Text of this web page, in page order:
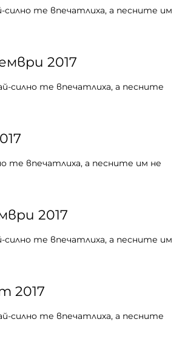
те впечатлиха, а песните им
2017
силно те впечатлиха, а песните
те впечатлиха, а песните им не
2017
те впечатлиха, а песните им
2017
силно те впечатлиха, а песните